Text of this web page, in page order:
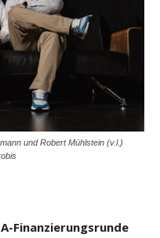
und Robert Mühlstein (v.l.)
Finanzierungsrunde